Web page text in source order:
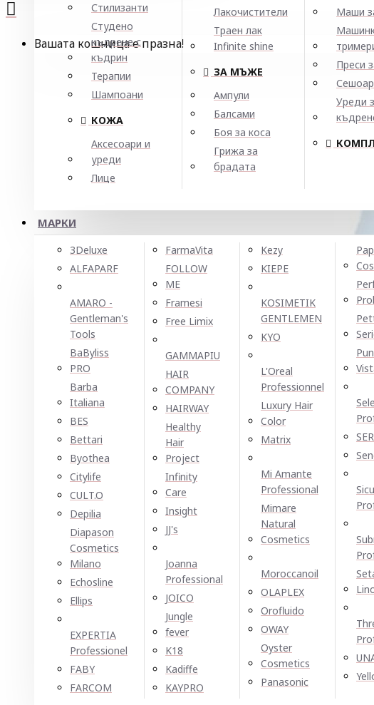
Стилизанти
Студено
къдрене с
къдрин
Терапии
Шампоани
КОЖА
Аксесоари и
уреди
Лице
Лакочистители
Траен лак
Infinite shine
ЗА МЪЖЕ
Ампули
Балсами
Боя за коса
Грижа за
брадата
Маши
Преси
Уреди
МАРКИ
3Deluxe
ALFAPARF
AMARO -
Gentleman's
Tools
BaByliss
PRO
Barba
Italiana
BES
Bettari
Byothea
Citylife
CULT.O
Depilia
Diapason
Cosmetics
Milano
Echosline
Ellірѕ
EXPERTIA
Professionel
FABY
FARCOM
FarmaVita
FOLLOW
ME
Framesi
Free Limix
GAMMAPIU
HAIR
COMPANY
HAIRWAY
Healthy
Hair
Project
Infinity
Care
Insight
JJ's
Joanna
Professional
JOICO
Jungle
fever
K18
Kadiffe
KAYPRO
Kezy
KIEPE
KOSIMETIK
GENTLEMEN
KYO
L'Oreal
Professionnel
Luxury Hair
Color
Matrix
Mi Amante
Professional
Mimare
Natural
Cosmetics
Moroccanoil
OLAPLEX
Orofluido
OWAY
Oyster
Cosmetics
Panasonic
Вашата кошница е празна!